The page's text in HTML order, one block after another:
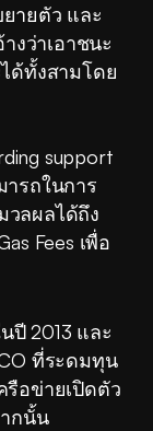
ายตัว และ
งว่าเอาชนะ
ด้ทั้งสามโดย
support
ารถในการ
วลผลได้ถึง
Fees เพื่อ
ปี 2013 และ
ที่ระดมทุน
รือข่ายเปิดตัว
กนั้น